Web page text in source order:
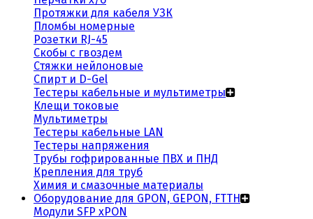
Протяжки для кабеля УЗК
Пломбы номерные
Розетки RJ-45
Скобы с гвоздем
Стяжки нейлоновые
Спирт и D-Gel
Тестеры кабельные и мультиметры
Клещи токовые
Мультиметры
Тестеры кабельные LAN
Тестеры напряжения
Трубы гофрированные ПВХ и ПНД
Крепления для труб
Химия и смазочные материалы
Оборудование для GPON, GEPON, FTTH
Модули SFP xPON